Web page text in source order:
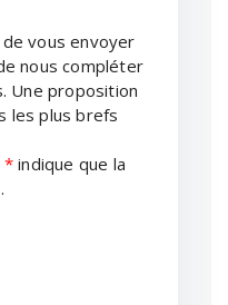
vous envoyer
nous compléter
Une proposition
les plus brefs
* indique que la